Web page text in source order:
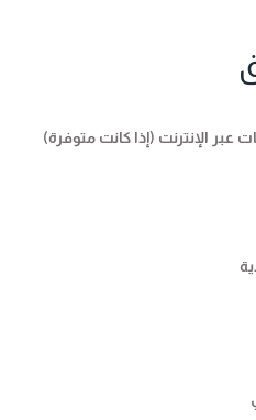
عبر الإنترنت (إذا كانت متوفرة)